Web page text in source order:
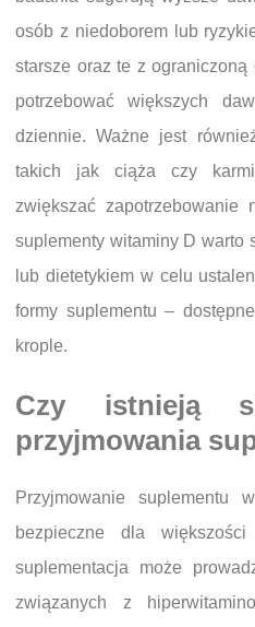
osób z niedoborem lub
starsze oraz te z ograniczoną
potrzebować większych
dziennie. Ważne jest
takich jak ciąża czy
zwiększać zapotrzebowanie
suplementy witaminy D warto
lub dietetykiem w celu
formy suplementu –
krople.
Czy istnieją
przyjmowania
Przyjmowanie suplementu
bezpieczne dla
suplementacja może
związanych z